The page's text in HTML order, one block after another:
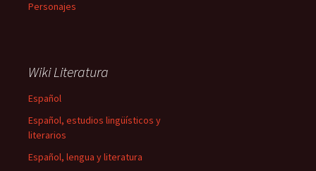
Personajes
Wiki Literatura
Español
Español, estudios lingüísticos y
literarios
Español, lengua y literatura